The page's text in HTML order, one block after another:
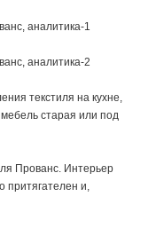
текстиля на кухне,
старая или под
Прованс. Интерьер
притягателен и,